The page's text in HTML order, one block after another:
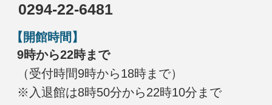
0294-22-6481
【開館時間】
9時から22時まで
（受付時間9時から18時まで）
※入退館は8時50分から22時10分まで